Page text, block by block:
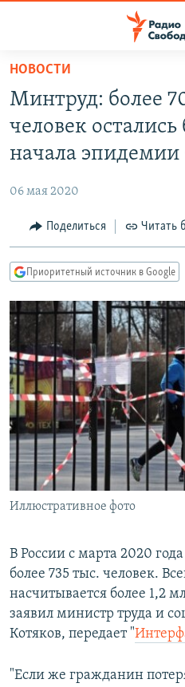
упрощенного
доступа
основному
Вернутся
Вернутся
поиску
ПОДКАСТЫ
МНЕНИЯ
КУЛЬТУРА
КАВКАЗ.РЕАЛИИ
СЕВЕР.РЕАЛИИ
СИБИРЬ.РЕАЛИИ
РАСПИСАНИЕ ВЕЩАНИЯ
ПОДПИШИТЕСЬ НА
СОЦИАЛЬНЫЕ СЕТИ
Все сайты РСЕ/РС
НОВОСТИ
Минтруд: более
человек остались
начала эпидемии
06 мая 2020
Поделиться Читать
Приоритетный источник в Google
Иллюстративное фото
В России с марта 2020
более 735 тыс. человек.
насчитывается более 1,2
заявил министр труда и
Котяков, передает "
"Если же гражданин